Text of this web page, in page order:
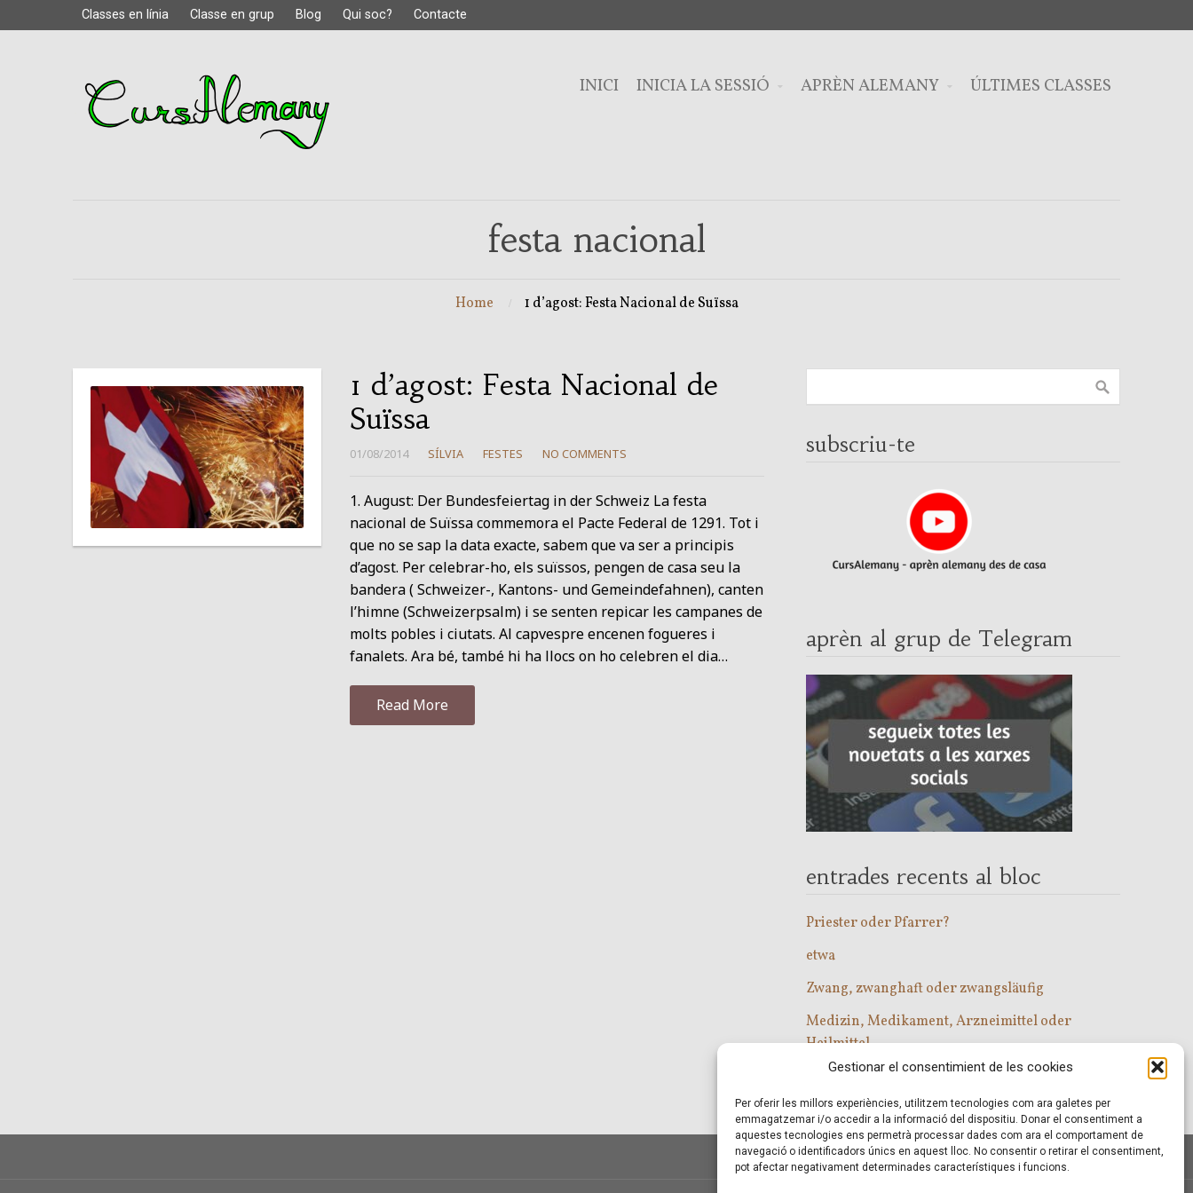
Gestionar el consentimient de les cookies
Per oferir les millors experiències, utilitzem tecnologies com ara galetes per
emmagatzemar i/o accedir a la informació del dispositiu. Donar el consentiment a
aquestes tecnologies ens permetrà processar dades com ara el comportament de
navegació o identificadors únics en aquest lloc. No consentir o retirar el consentiment,
pot afectar negativament determinades característiques i funcions.
Classes en línia Classe en grup Blog Qui soc? Contacte
INICI INICIA LA SESSIÓ APRÈN ALEMANY ÚLTIMES CLASSES
festa nacional
Home 1 d’agost: Festa Nacional de Suïssa
1 d’agost: Festa Nacional de
Suïssa
01/08/2014 SÍLVIA FESTES NO COMMENTS
1. August: Der Bundesfeiertag in der Schweiz La festa
nacional de Suïssa commemora el Pacte Federal de 1291. Tot i
que no se sap la data exacte, sabem que va ser a principis
d’agost. Per celebrar-ho, els suïssos, pengen de casa seu la
bandera ( Schweizer-, Kantons- und Gemeindefahnen), canten
l’himne (Schweizerpsalm) i se senten repicar les campanes de
molts pobles i ciutats. Al capvespre encenen fogueres i
fanalets. Ara bé, també hi ha llocs on ho celebren el dia…
Read More
subscriu-te
aprèn al grup de Telegram
entrades recents al bloc
Priester oder Pfarrer?
etwa
Zwang, zwanghaft oder zwangsläufig
Medizin, Medikament, Arzneimittel oder
Heilmittel
Com entrar a les classes d’alemany?